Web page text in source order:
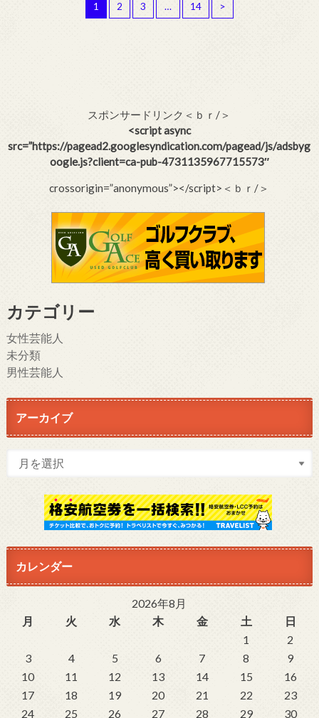
1 2 3 … 14 >
スポンサードリンク＜ｂｒ/＞
<script async
src=”https://pagead2.googlesyndication.com/pagead/js/adsbyg
oogle.js?client=ca-pub-4731135967715573″
crossorigin=”anonymous”></script>＜ｂｒ/＞
カテゴリー
女性芸能人
未分類
男性芸能人
アーカイブ
カレンダー
2026年8月
月
火 水 木 金 土
日
1
2
3
4 5 6 7 8
9
10
11 12 13 14 15
16
17
18 19 20 21 22
23
24
25 26 27 28 29 30